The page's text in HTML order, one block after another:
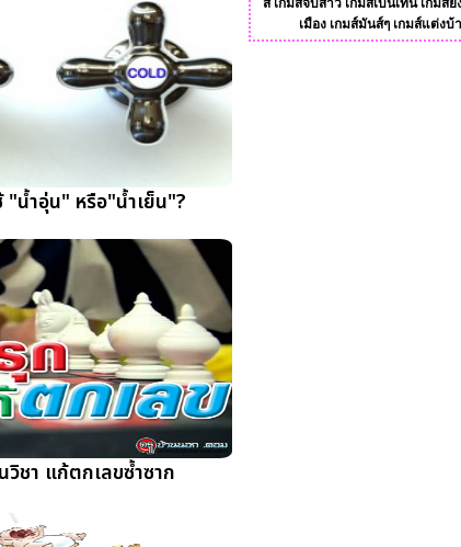
"น้ำอุ่น" หรือ"น้ำเย็น"?
วิชา แก้ตกเลขซ้ำซาก
สี เกมส์จีบสาว เกมส์เบ็นเท็น เกมส์ยิ
เมือง เกมส์มันส์ๆ เกมส์แต่งบ้